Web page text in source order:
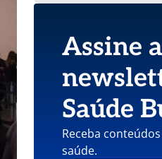
Assine a
Saúde
Receba
saúde.